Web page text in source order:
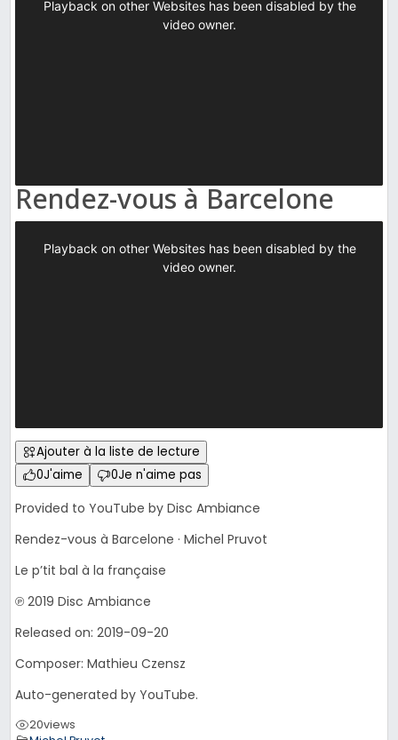
Rendez-vous à Barcelone
Ajouter à la liste de lecture
0J'aime 0Je n'aime pas
Provided to YouTube by Disc Ambiance
Rendez-vous à Barcelone · Michel Pruvot
Le p’tit bal à la française
℗ 2019 Disc Ambiance
Released on: 2019-09-20
Composer: Mathieu Czensz
Auto-generated by YouTube.
20views